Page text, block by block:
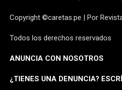
Copyright ©caretas.pe | Por
Todos los derechos reservados
ANUNCIA CON NOSOTROS
¿TIENES UNA DENUNCIA?